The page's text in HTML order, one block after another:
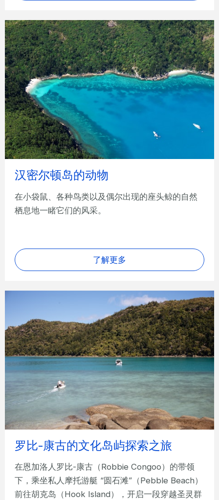
汉密尔顿岛的动物
在小袋鼠、各种鸟类以及偶尔出现的座头鲸的自然
栖息地一睹它们的风采。
了解更多
罗比-康古的文化岛屿探索之旅
在恩加洛人罗比-康古（Robbie Congoo）的带领
下，乘坐私人摩托游艇 “圆石滩”（Pebble Beach）
前往胡克岛（Hook Island），开启一段穿越圣灵群